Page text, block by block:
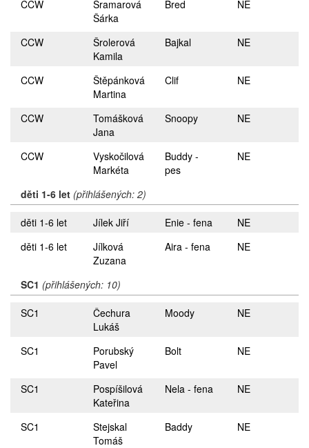
CCW
Šramarová
Šárka
Bred NE
CCW
Šrolerová
Kamila
Bajkal NE
CCW
Štěpánková
Martina
Clif NE
CCW
Tomášková
Jana
Snoopy NE
CCW
Vyskočilová
Markéta
Buddy -
pes
NE
děti 1-6 let (přihlášených: 2)
děti 1-6 let Jílek Jiří Enie - fena
NE
děti 1-6 let
Jílková
Zuzana
Aira - fena NE
SC1 (přihlášených: 10)
SC1
Čechura
Lukáš
Moody NE
SC1
Porubský
Pavel
Bolt NE
SC1
Pospíšilová
Kateřina
Nela - fena NE
SC1
Stejskal
Tomáš
Baddy NE